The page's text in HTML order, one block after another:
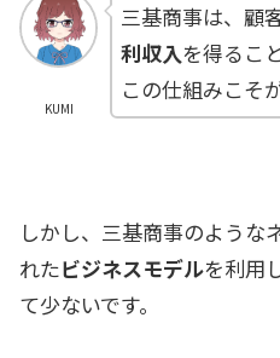
KUMI
三基商事は、顧
利収入を得るこ
この仕組みこそ
しかし、三基商事のような
れたビジネスモデルを利用
て少ないです。